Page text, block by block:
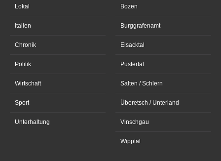
Lokal
Italien
Chronik
Politik
Wirtschaft
Sport
Unterhaltung
Bozen
Burggrafenamt
Eisacktal
Pustertal
Salten / Schlern
Überetsch / Unterland
Vinschgau
Wipptal